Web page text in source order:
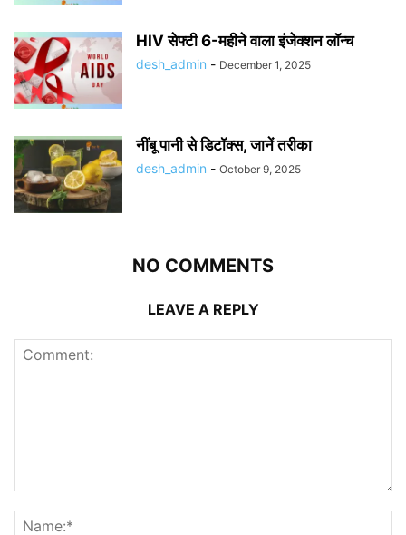
HIV सेफ्टी 6-महीने वाला इंजेक्शन लॉन्च
desh_admin - December 1, 2025
नींबू पानी से डिटॉक्स, जानें तरीका
desh_admin - October 9, 2025
NO COMMENTS
LEAVE A REPLY